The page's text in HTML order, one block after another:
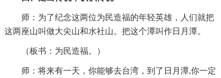
师：为了纪念这两位为民造福的年轻英雄，人们就把
这两座山叫做大尖山和水社山。把这个潭叫作日月潭。
（板书：为民造福。）
师：将来有一天，你能够去台湾，到了日月潭,你一定